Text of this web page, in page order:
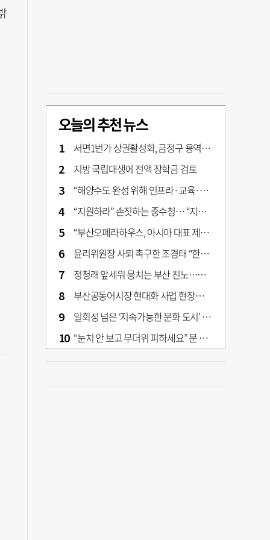
오늘의 추천 뉴스
서면1번가 상권활성화, 금정구 용역 그대로 ‘복붙’
지방 국립대생에 전액 장학금 검토
“해양수도 완성 위해 인프라·교육·세제 등 전방위 지원”…부산해양수도특별법’ 개정안 발의
“지원하라” 손짓하는 중수청… “지켜보자” 머뭇대는 검찰
“부산오페라하우스, 아시아 대표 제작 극장 지향해야”
윤리위원장 사퇴 촉구한 조경태 “한동훈 제명 철회해야”
정청래 앞세워 뭉치는 부산 친노…전대 결과가 부산 민주 세력 판도 바꾼다
부산공동어시장 현대화 사업 현장서 오염토 발견
일회성 넘은 ‘지속가능한 문화 도시’ 원동력은 시민 지지 [부산은 열려 있다]
“눈치 안 보고 무더위 피하세요” 문 활짝 연 은행·마트